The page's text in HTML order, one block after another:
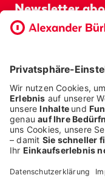
Newsletter
Bevor Sie sich
ICH BIN BEREITS
ICH BIN KEIN